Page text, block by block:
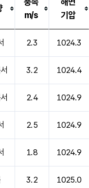
m/s
기압
2.3 1024.3
3.2 1024.4
2.4 1024.9
2.5 1024.9
1.8 1024.9
3.2 1025.0